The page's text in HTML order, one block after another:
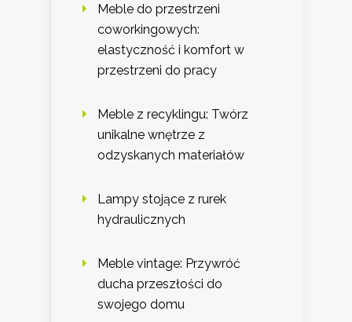
Meble do przestrzeni
coworkingowych:
elastyczność i komfort w
przestrzeni do pracy
Meble z recyklingu: Twórz
unikalne wnętrze z
odzyskanych materiałów
Lampy stojące z rurek
hydraulicznych
Meble vintage: Przywróć
ducha przeszłości do
swojego domu